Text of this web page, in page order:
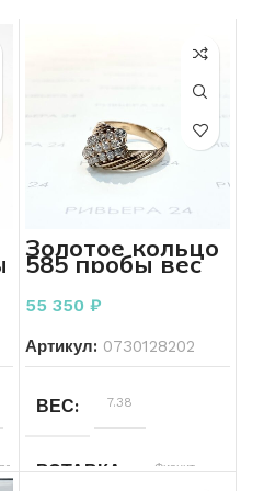
Золотое кольцо
585 пробы вес
7,38 грамма с
фианитами
55 350 ₽
Артикул: 0730128202
ВЕС 7.38
ВСТАВКА Фианит